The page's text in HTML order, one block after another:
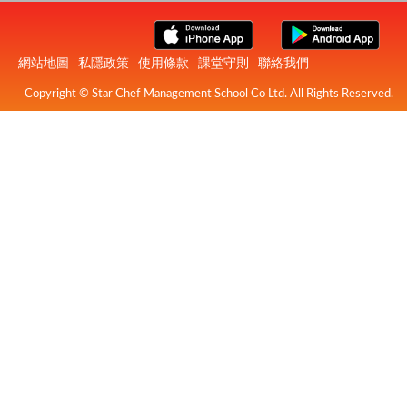
網站地圖 私隱政策 使用條款 課堂守則 聯絡我們
Copyright © Star Chef Management School Co Ltd. All Rights Reserved.